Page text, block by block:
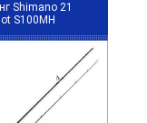
Shimano 21
S100MH